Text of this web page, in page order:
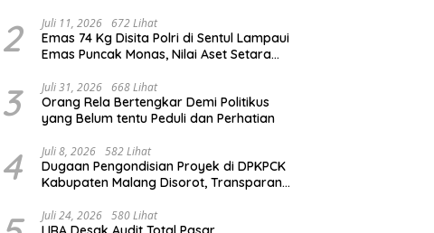
2 Juli 11, 2026 672 Lihat
Emas 74 Kg Disita Polri di Sentul Lampaui
Emas Puncak Monas, Nilai Aset Setara
3 Juli 31, 2026 668 Lihat
Orang Rela Bertengkar Demi Politikus
yang Belum tentu Peduli dan Perhatian
4 Juli 8, 2026 582 Lihat
Dugaan Pengondisian Proyek di DPKPCK
Kabupaten Malang Disorot, Transparansi
Juli 24, 2026 580 Lihat